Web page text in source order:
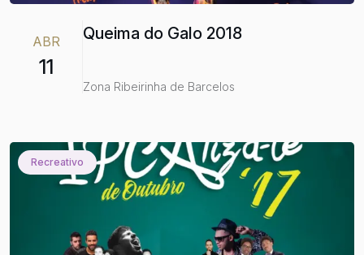
ABR
11
Queima do Galo 2018
Zona Ribeirinha de Barcelos
Recreativo